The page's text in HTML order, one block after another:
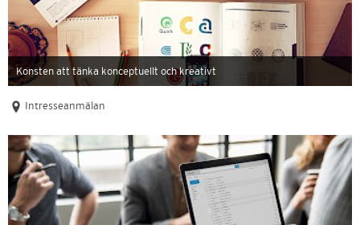
Konsten att tänka konceptuellt och kreativt
Intresseanmälan